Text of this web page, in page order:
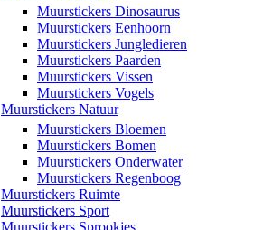
Muurstickers Dinosaurus
Muurstickers Eenhoorn
Muurstickers Jungledieren
Muurstickers Paarden
Muurstickers Vissen
Muurstickers Vogels
Muurstickers Natuur
Muurstickers Bloemen
Muurstickers Bomen
Muurstickers Onderwater
Muurstickers Regenboog
Muurstickers Ruimte
Muurstickers Sport
Muurstickers Sprookjes